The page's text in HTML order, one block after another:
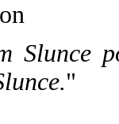
Slunce
"